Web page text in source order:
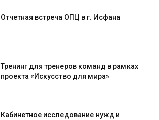
Отчетная встреча ОПЦ в г. Исфана
Тренинг для тренеров команд в рамках
проекта «Искусство для мира»
Кабинетное исследование нужд и